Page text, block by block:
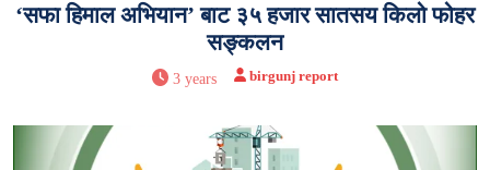
‘सफा हिमाल अभियान’ बाट ३५ हजार सातसय किलो फोहर
सङ्कलन
3 years birgunj report